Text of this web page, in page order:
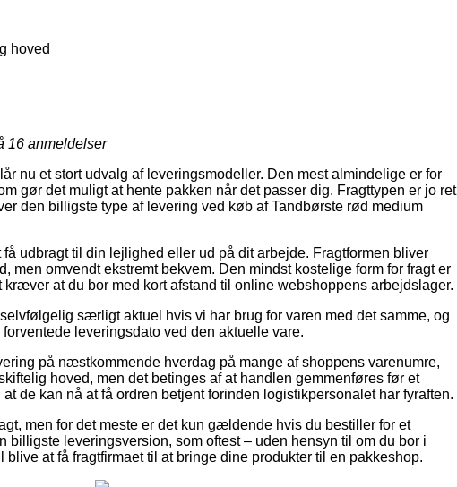
hoved
16 anmeldelser
nu et stort udvalg af leveringsmodeller. Den mest almindelige er for
gør det muligt at hente pakken når det passer dig. Fragttypen er jo ret
den billigste type af levering ved køb af Tandbørste rød medium
udbragt til din lejlighed eller ud på dit arbejde. Fragtformen bliver
men omvendt ekstremt bekvem. Den mindst kostelige form for fragt er
at du bor med kort afstand til online webshoppens arbejdslager.
særligt aktuel hvis vi har brug for varen med det samme, og
leveringsdato ved den aktuelle vare.
på næstkommende hverdag på mange af shoppens varenumre,
hoved, men det betinges af at handlen gemmenføres før et
de kan nå at få ordren betjent forinden logistikpersonalet har fyraften.
men for det meste er det kun gældende hvis du bestiller for et
billigste leveringsversion, som oftest – uden hensyn til om du bor i
at få fragtfirmaet til at bringe dine produkter til en pakkeshop.